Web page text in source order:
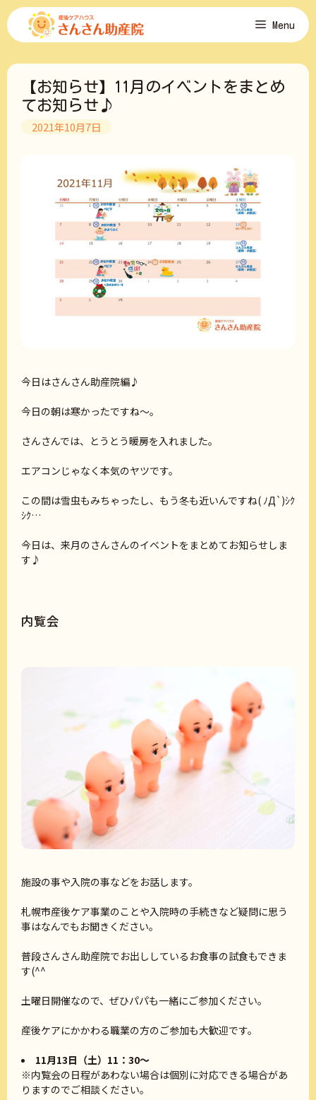
コ
ン
ツ
Menu
【お知らせ】11月のイベントをまとめ
てお知らせ♪
2021年10月7日
今日はさんさん助産院編♪
今日の朝は寒かったですね～。
さんさんでは、とうとう暖房を入れました。
エアコンじゃなく本気のヤツです。
この間は雪虫もみちゃったし、もう冬も近いんですね( ﾉД`)ｼｸ
ｼｸ…
今日は、来月のさんさんのイベントをまとめてお知らせしま
す♪
内覧会
施設の事や入院の事などをお話します。
札幌市産後ケア事業のことや入院時の手続きなど疑問に思う
事はなんでもお聞きください。
普段さんさん助産院でお出ししているお食事の試食もできま
す(^^
土曜日開催なので、ぜひパパも一緒にご参加ください。
産後ケアにかかわる職業の方のご参加も大歓迎です。
11月13日（土）11：30～
※内覧会の日程があわない場合は個別に対応できる場合があ
りますのでご相談ください。